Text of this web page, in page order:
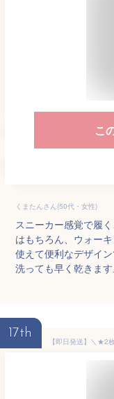
こ
くまたんさん(50代・女性)
スニーカー感覚で履
はもちろん、ウォー
使えて便利なデザイ
洗っても早く乾きます
17th